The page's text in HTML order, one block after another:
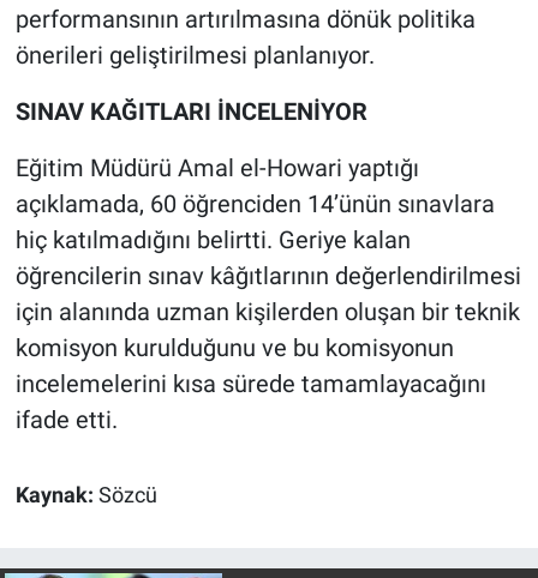
performansının artırılmasına dönük politika
önerileri geliştirilmesi planlanıyor.
SINAV KAĞITLARI İNCELENİYOR
Eğitim Müdürü Amal el-Howari yaptığı
açıklamada, 60 öğrenciden 14’ünün sınavlara
hiç katılmadığını belirtti. Geriye kalan
öğrencilerin sınav kâğıtlarının değerlendirilmesi
için alanında uzman kişilerden oluşan bir teknik
komisyon kurulduğunu ve bu komisyonun
incelemelerini kısa sürede tamamlayacağını
ifade etti.
Kaynak: Sözcü